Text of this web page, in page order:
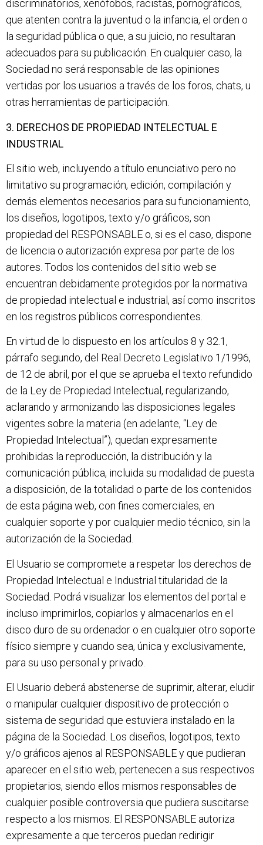
discriminatorios, xenófobos, racistas, pornográficos,
que atenten contra la juventud o la infancia, el orden o
la seguridad pública o que, a su juicio, no resultaran
adecuados para su publicación. En cualquier caso, la
Sociedad no será responsable de las opiniones
vertidas por los usuarios a través de los foros, chats, u
otras herramientas de participación.
3. DERECHOS DE PROPIEDAD INTELECTUAL E
INDUSTRIAL
El sitio web, incluyendo a título enunciativo pero no
limitativo su programación, edición, compilación y
demás elementos necesarios para su funcionamiento,
los diseños, logotipos, texto y/o gráficos, son
propiedad del RESPONSABLE o, si es el caso, dispone
de licencia o autorización expresa por parte de los
autores. Todos los contenidos del sitio web se
encuentran debidamente protegidos por la normativa
de propiedad intelectual e industrial, así como inscritos
en los registros públicos correspondientes.
En virtud de lo dispuesto en los artículos 8 y 32.1,
párrafo segundo, del Real Decreto Legislativo 1/1996,
de 12 de abril, por el que se aprueba el texto refundido
de la Ley de Propiedad Intelectual, regularizando,
aclarando y armonizando las disposiciones legales
vigentes sobre la materia (en adelante, “Ley de
Propiedad Intelectual”), quedan expresamente
prohibidas la reproducción, la distribución y la
comunicación pública, incluida su modalidad de puesta
a disposición, de la totalidad o parte de los contenidos
de esta página web, con fines comerciales, en
cualquier soporte y por cualquier medio técnico, sin la
autorización de la Sociedad.
El Usuario se compromete a respetar los derechos de
Propiedad Intelectual e Industrial titularidad de la
Sociedad. Podrá visualizar los elementos del portal e
incluso imprimirlos, copiarlos y almacenarlos en el
disco duro de su ordenador o en cualquier otro soporte
físico siempre y cuando sea, única y exclusivamente,
para su uso personal y privado.
El Usuario deberá abstenerse de suprimir, alterar, eludir
o manipular cualquier dispositivo de protección o
sistema de seguridad que estuviera instalado en la
página de la Sociedad. Los diseños, logotipos, texto
y/o gráficos ajenos al RESPONSABLE y que pudieran
aparecer en el sitio web, pertenecen a sus respectivos
propietarios, siendo ellos mismos responsables de
cualquier posible controversia que pudiera suscitarse
respecto a los mismos. El RESPONSABLE autoriza
expresamente a que terceros puedan redirigir